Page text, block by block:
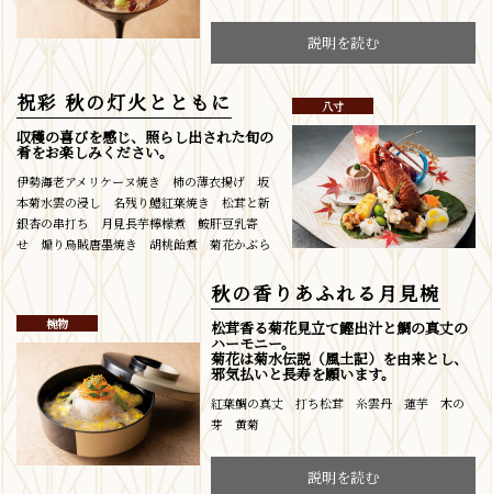
説明を読む
八寸
祝彩 秋の灯火とともに
収穫の喜びを感じ、照らし出された旬の
肴をお楽しみください。
伊勢海老アメリケーヌ焼き 柿の薄衣揚げ 坂
本菊水雲の浸し 名残り鱧紅葉焼き 松茸と新
銀杏の串打ち 月見長芋檸檬煮 鮟肝豆乳寄
せ 煽り烏賊唐墨焼き 胡桃飴煮 菊花かぶら
椀物
秋の香りあふれる月見椀
松茸香る菊花見立て鰹出汁と鯛の真丈の
ハーモニー。
菊花は菊水伝説（風土記）を由来とし、
邪気払いと長寿を願います。
紅葉鯛の真丈 打ち松茸 糸雲丹 蓮芋 木の
芽 黄菊
説明を読む